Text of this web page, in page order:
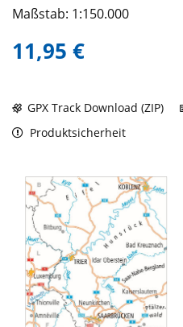
Maßstab: 1:150.000
11,95 €
GPX Track Download (ZIP)
Produktsicherheit